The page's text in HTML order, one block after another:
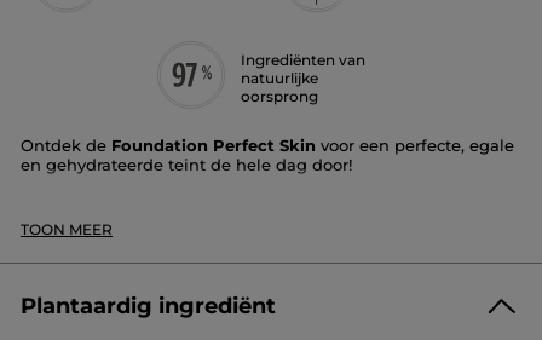
Ingrediënten van
natuurlijke
oorsprong
Ontdek de Foundation Perfect Skin voor een perfecte, egale
en gehydrateerde teint de hele dag door!
huideffect gedurende 12 uur
Finish
Textuur: licht en vloeibaar, markeert geen droge
Tint: beige
TOON MEER
Plantaardig ingrediënt